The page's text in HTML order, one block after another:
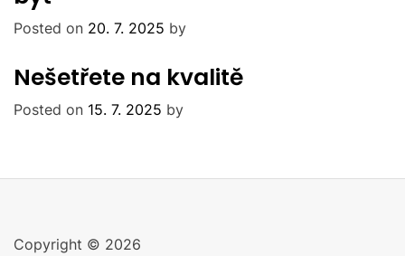
Posted on 20. 7. 2025 by
Nešetřete na kvalitě
Posted on 15. 7. 2025 by
Copyright © 2026